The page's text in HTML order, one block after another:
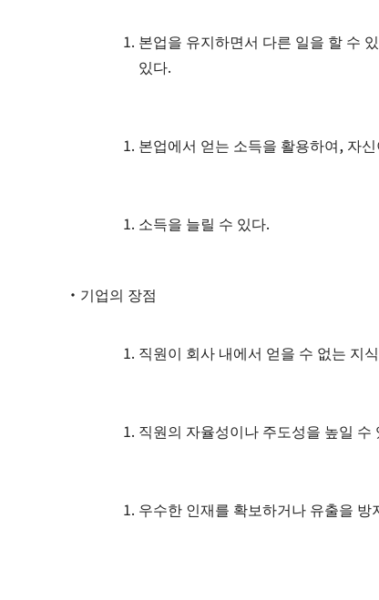
본업을 유지하면서 다른 일을 할 수
있다.
본업에서 얻는 소득을 활용하여, 자
소득을 늘릴 수 있다.
・기업의 장점
직원이 회사 내에서 얻을 수 없는 지
직원의 자율성이나 주도성을 높일 수
우수한 인재를 확보하거나 유출을 방